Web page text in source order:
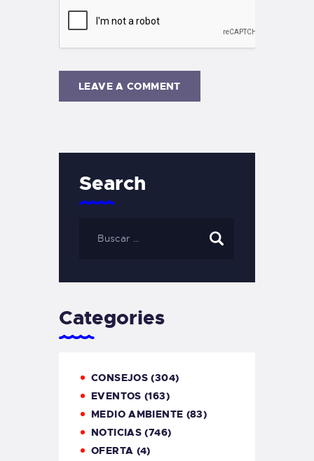
Search
Categories
CONSEJOS (304)
EVENTOS (163)
MEDIO AMBIENTE (83)
NOTICIAS (746)
OFERTA (4)